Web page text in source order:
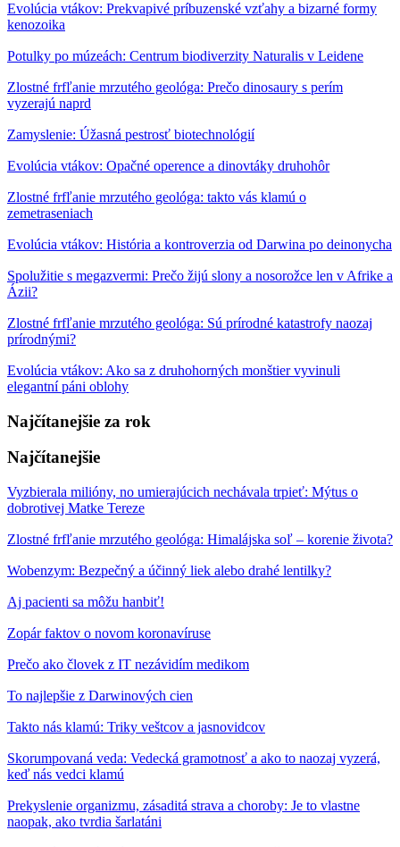
Evolúcia vtákov: Prekvapivé príbuzenské vzťahy a bizarné formy
kenozoika
Potulky po múzeách: Centrum biodiverzity Naturalis v Leidene
Zlostné frfľanie mrzutého geológa: Prečo dinosaury s perím
vyzerajú naprd
Zamyslenie: Úžasná pestrosť biotechnológií
Evolúcia vtákov: Opačné operence a dinovtáky druhohôr
Zlostné frfľanie mrzutého geológa: takto vás klamú o
zemetraseniach
Evolúcia vtákov: História a kontroverzia od Darwina po deinonycha
Spolužitie s megazvermi: Prečo žijú slony a nosorožce len v Afrike a
Ázii?
Zlostné frfľanie mrzutého geológa: Sú prírodné katastrofy naozaj
prírodnými?
Evolúcia vtákov: Ako sa z druhohorných monštier vyvinuli
elegantní páni oblohy
Najčítanejšie za rok
Najčítanejšie
Vyzbierala milióny, no umierajúcich nechávala trpieť: Mýtus o
dobrotivej Matke Tereze
Zlostné frfľanie mrzutého geológa: Himalájska soľ – korenie života?
Wobenzym: Bezpečný a účinný liek alebo drahé lentilky?
Aj pacienti sa môžu hanbiť!
Zopár faktov o novom koronavíruse
Prečo ako človek z IT nezávidím medikom
To najlepšie z Darwinových cien
Takto nás klamú: Triky veštcov a jasnovidcov
Skorumpovaná veda: Vedecká gramotnosť a ako to naozaj vyzerá,
keď nás vedci klamú
Prekyslenie organizmu, zásaditá strava a choroby: Je to vlastne
naopak, ako tvrdia šarlatáni